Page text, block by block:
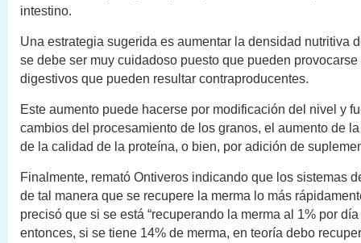
intestino.
Una estrategia sugerida es aumentar la densidad nutritiva
se debe ser muy cuidadoso puesto que pueden
digestivos que pueden resultar contraproducentes.
Este aumento puede hacerse por modificación del nivel y
cambios del procesamiento de los granos, el aumento de
de la calidad de la proteína, o bien, por adición de
Finalmente, remató Ontiveros indicando que los sistemas
de tal manera que se recupere la merma lo más
precisó que si se está “recuperando la merma al 1% por
entonces, si se tiene 14% de merma, en teoría debo